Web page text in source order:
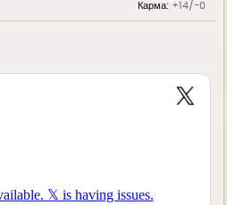
Карма: +14/-0